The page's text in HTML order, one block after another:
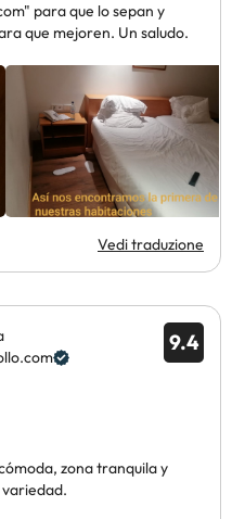
para que lo sepan y
que mejoren. Un saludo.
Vedi traduzione
9.4
zona tranquila y
variedad.